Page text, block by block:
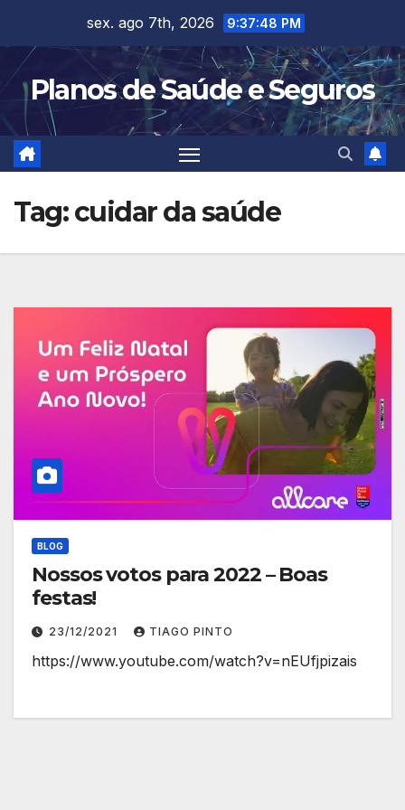
content
sex. ago 7th, 2026 9:37:49 PM
Planos de Saúde e Seguros
Tag:cuidar da saúde
BLOG
Nossos votos para 2022 – Boas
festas!
23/12/2021 TIAGO PINTO
https://www.youtube.com/watch?v=nEUfjpizais